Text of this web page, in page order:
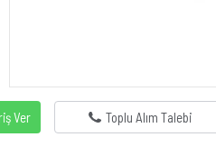
Ver Toplu Alım Talebi